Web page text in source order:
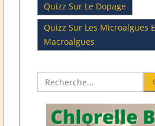
Quizz Sur Le Dopage
Quizz Sur Les Microalgues
Macroalgues